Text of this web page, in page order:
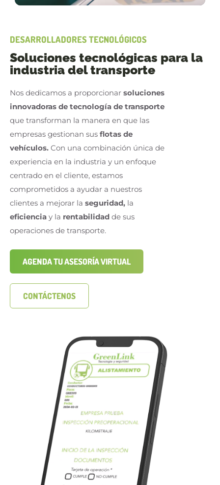
DESARROLLADORES TECNOLÓGICOS
Soluciones tecnológicas para la
industria del transporte
Nos dedicamos a proporcionar soluciones
innovadoras de tecnología de transporte
que transforman la manera en que las
empresas gestionan sus flotas de
vehículos. Con una combinación única de
experiencia en la industria y un enfoque
centrado en el cliente, estamos
comprometidos a ayudar a nuestros
clientes a mejorar la seguridad, la
eficiencia y la rentabilidad de sus
operaciones de transporte.
AGENDA TU ASESORÍA VIRTUAL
CONTÁCTENOS